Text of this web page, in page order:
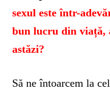
sexul este într-
bun lucru din viață,
astăzi?
Să ne întoarcem la